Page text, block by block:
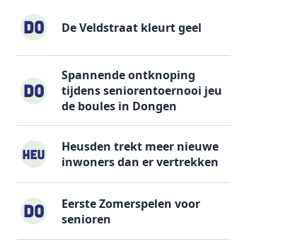
De Veldstraat kleurt geel
Spannende ontknoping
tijdens seniorentoernooi jeu
de boules in Dongen
Heusden trekt meer nieuwe
inwoners dan er vertrekken
Eerste Zomerspelen voor
senioren